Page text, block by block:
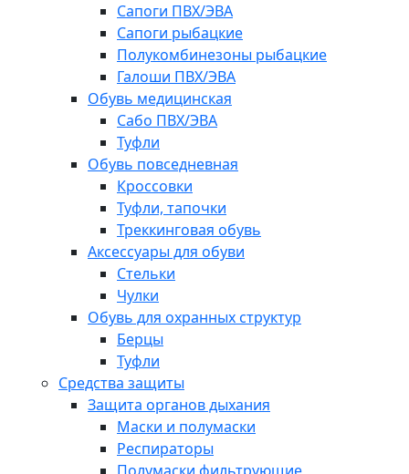
Сапоги ПВХ/ЭВА
Сапоги рыбацкие
Полукомбинезоны рыбацкие
Галоши ПВХ/ЭВА
Обувь медицинская
Сабо ПВХ/ЭВА
Туфли
Обувь повседневная
Кроссовки
Туфли, тапочки
Треккинговая обувь
Аксессуары для обуви
Стельки
Чулки
Обувь для охранных структур
Берцы
Туфли
Средства защиты
Защита органов дыхания
Маски и полумаски
Респираторы